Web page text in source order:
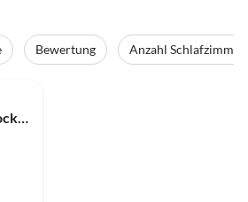
Bewertung
Anzahl Schlafzimmer
Bungalow Sommerblockhaus ""An de Möhl"